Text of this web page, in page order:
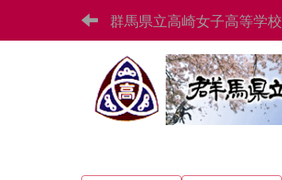
群馬県立高崎女子高等学校